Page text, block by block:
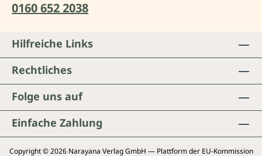
0160 652 2038
Folge uns auf
Einfache Zahlung
Hilfreiche Links
Rechtliches
Copyright © 2026 Narayana Verlag GmbH — Plattform der EU-Kommission